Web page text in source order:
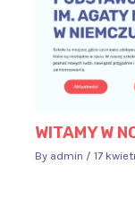
WITAMY W
By admin / 17